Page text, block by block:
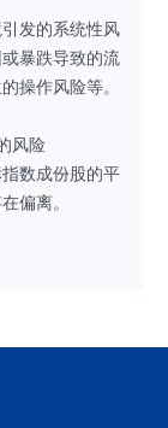
发的系统性风
暴跌导致的流
操作风险等。
风险
数成份股的平
偏离。
因素、上市公
，发生成份股